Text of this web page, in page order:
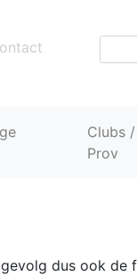
Clubs /
Prov
dus ook de